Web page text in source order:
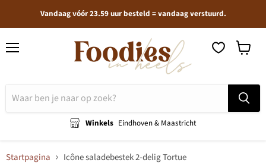
Vandaag vóór 23.59 uur besteld = vandaag verstuurd.
Winkels Eindhoven & Maastricht
Startpagina Icône saladebestek 2-delig Tortue